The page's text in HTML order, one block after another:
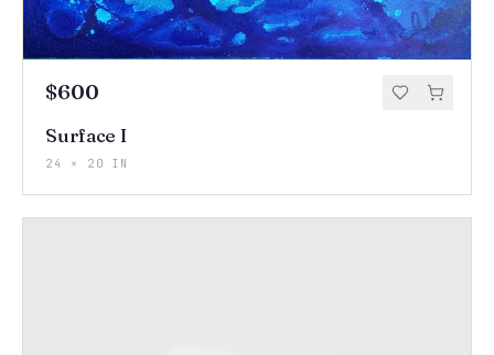
$600
Surface I
24 × 20 IN